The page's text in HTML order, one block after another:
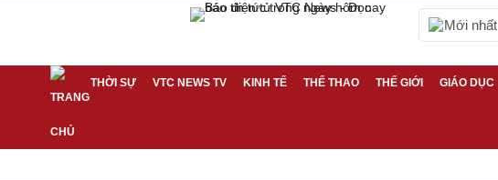
Mới nhất
THỜI SỰ VTC NEWS TV KINH TẾ THỂ THAO THẾ GIỚI GIÁO DỤC